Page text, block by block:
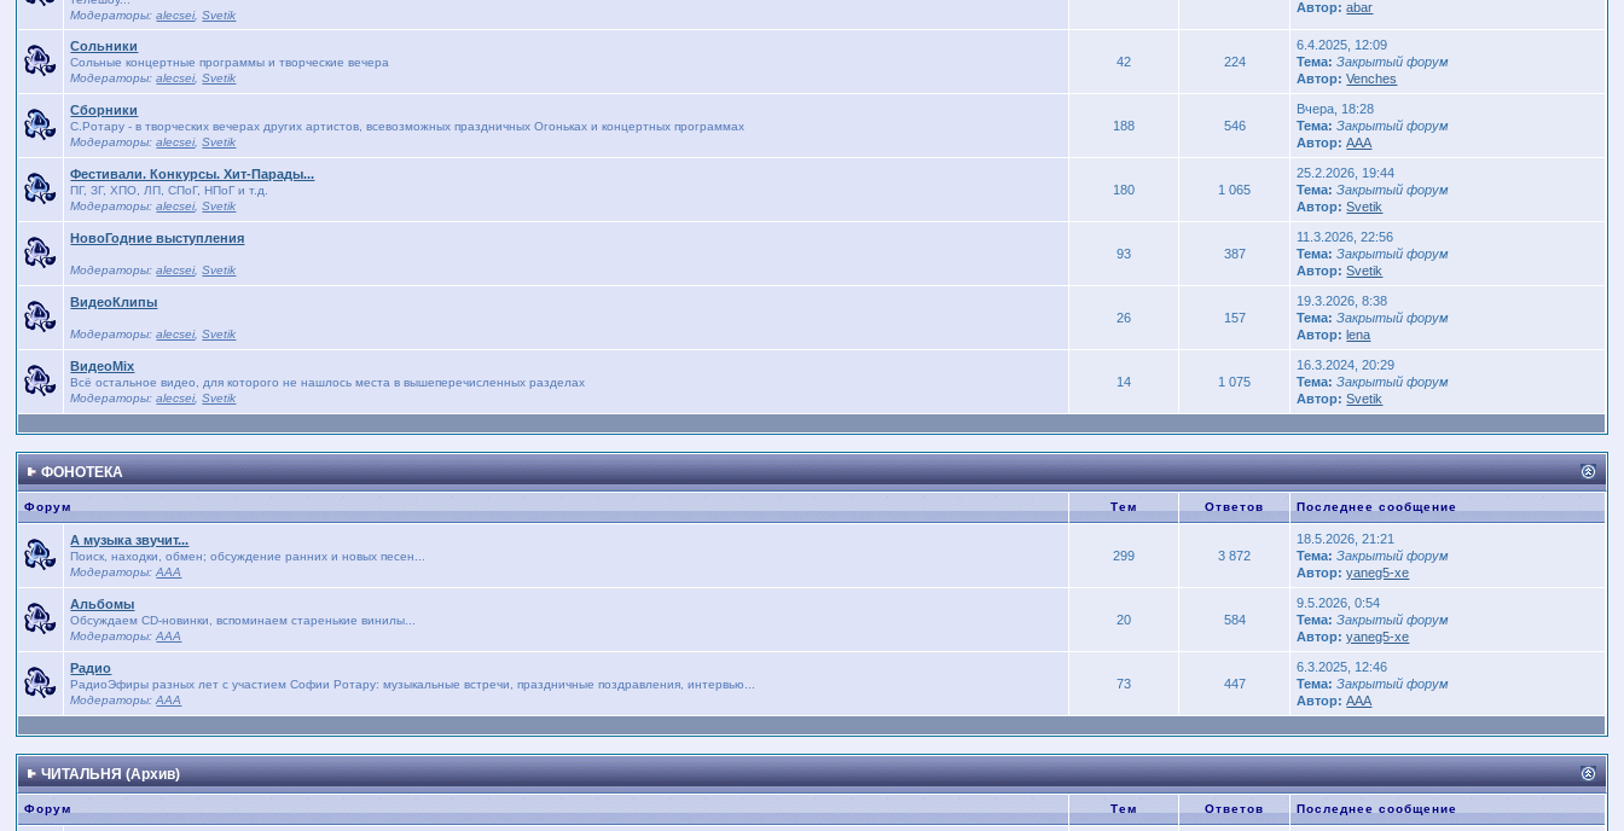
Модераторы:alecsei,Svetik
Автор: abar
Сольники
Сольные концертные программы и творческие вечера
Модераторы:alecsei,Svetik
42 224
6.4.2025, 12:09
Тема: Закрытый форум
Автор: Venches
Сборники
С.Ротару - в творческих вечерах других артистов, всевозможных праздничных Огоньках и концертных программах
Модераторы:alecsei,Svetik
188 546
Вчера, 18:28
Тема: Закрытый форум
Автор: AAA
Фестивали. Конкурсы. Хит-Парады...
ПГ, ЗГ, ХПО, ЛП, СПоГ, НПоГ и т.д.
Модераторы:alecsei,Svetik
180 1 065
25.2.2026, 19:44
Тема: Закрытый форум
Автор: Svetik
НовоГодние выступления
Модераторы:alecsei,Svetik
93 387
11.3.2026, 22:56
Тема: Закрытый форум
Автор: Svetik
ВидеоКлипы
Модераторы:alecsei,Svetik
26 157
19.3.2026, 8:38
Тема: Закрытый форум
Автор: lena
ВидеоMix
Всё остальное видео, для которого не нашлось места в вышеперечисленных разделах
Модераторы:alecsei,Svetik
14 1 075
16.3.2024, 20:29
Тема: Закрытый форум
Автор: Svetik
ФОНОТЕКА
Форум Тем Ответов Последнее сообщение
А музыка звучит...
Поиск, находки, обмен; обсуждение ранних и новых песен...
Модераторы:AAA
299 3 872
18.5.2026, 21:21
Тема: Закрытый форум
Автор: yaneg5-xe
Альбомы
Обсуждаем CD-новинки, вспоминаем старенькие винилы...
Модераторы:AAA
20 584
9.5.2026, 0:54
Тема: Закрытый форум
Автор: yaneg5-xe
Радио
РадиоЭфиры разных лет с участием Софии Ротару: музыкальные встречи, праздничные поздравления, интервью...
Модераторы:AAA
73 447
6.3.2025, 12:46
Тема: Закрытый форум
Автор: AAA
ЧИТАЛЬНЯ (Архив)
Форум Тем Ответов Последнее сообщение